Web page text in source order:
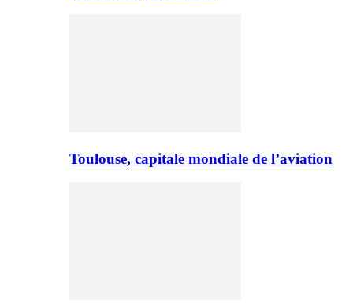
Toulouse, capitale mondiale de l’aviation